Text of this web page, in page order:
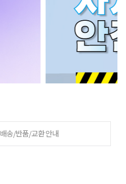
배송/반품/교환 안내